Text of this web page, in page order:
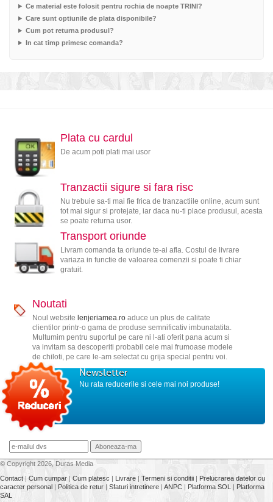
Ce material este folosit pentru rochia de noapte TRINI?
Care sunt optiunile de plata disponibile?
Cum pot returna produsul?
In cat timp primesc comanda?
Plata cu cardul
De acum poti plati mai usor
Tranzactii sigure si fara risc
Nu trebuie sa-ti mai fie frica de tranzactiile online, acum sunt
tot mai sigur si protejate, iar daca nu-ti place produsul, acesta
se poate returna usor.
Transport oriunde
Livram comanda ta oriunde te-ai afla. Costul de livrare
variaza in functie de valoarea comenzii si poate fi chiar
gratuit.
Noutati
Noul website lenjeriamea.roaduce un plus de calitate
clientilor printr-o gama de produse semnificativ imbunatatita.
Multumim pentru suportul pe care ni l-ati oferit pana acum si
va invitam sa descoperiti probabil cele mai frumoase modele
de chiloti, pe care le-am selectat cu grija special pentru voi.
Newsletter
Nu rata reducerile si cele mai noi produse!
© Copyright 2026, Duras Media
Contact | Cum cumpar | Cum platesc | Livrare | Termeni si conditii | Prelucrarea datelor cu
caracter personal | Politica de retur | Sfaturi intretinere | ANPC | Platforma SOL | Platforma
SAL